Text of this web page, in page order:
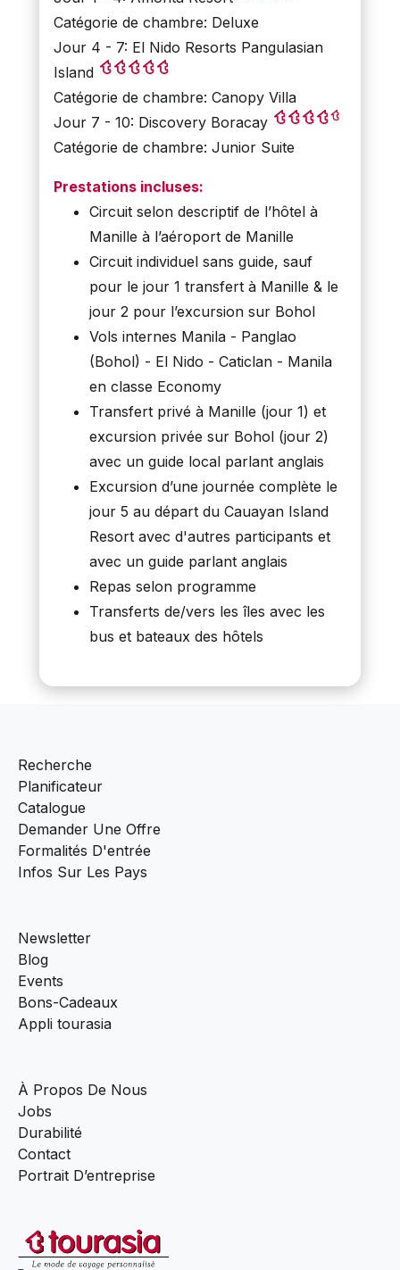
Catégorie de chambre: Deluxe
Jour 4 - 7: El Nido Resorts Pangulasian
Island
Catégorie de chambre: Canopy Villa
Jour 7 - 10: Discovery Boracay
Catégorie de chambre: Junior Suite
Prestations incluses:
Circuit selon descriptif de l’hôtel à
Manille à l’aéroport de Manille
Circuit individuel sans guide, sauf
pour le jour 1 transfert à Manille & le
jour 2 pour l’excursion sur Bohol
Vols internes Manila - Panglao
(Bohol) - El Nido - Caticlan - Manila
en classe Economy
Transfert privé à Manille (jour 1) et
excursion privée sur Bohol (jour 2)
avec un guide local parlant anglais
Excursion d’une journée complète le
jour 5 au départ du Cauayan Island
Resort avec d'autres participants et
avec un guide parlant anglais
Repas selon programme
Transferts de/vers les îles avec les
bus et bateaux des hôtels
Recherche
Planificateur
Catalogue
Demander Une Offre
Formalités D'entrée
Infos Sur Les Pays
Newsletter
Blog
Events
Bons-Cadeaux
Appli tourasia
À Propos De Nous
Jobs
Durabilité
Contact
Portrait D’entreprise